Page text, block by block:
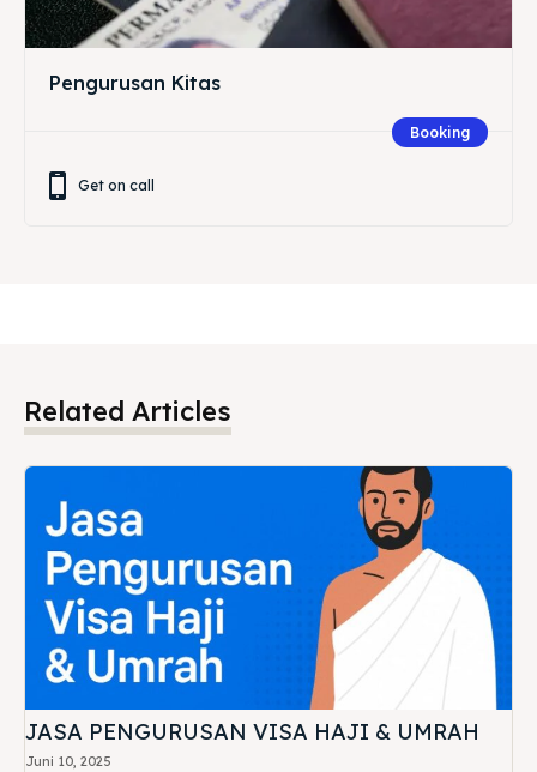
Pengurusan Kitas
Booking
Get on call
Related Articles
JASA PENGURUSAN VISA HAJI & UMRAH
Juni 10, 2025